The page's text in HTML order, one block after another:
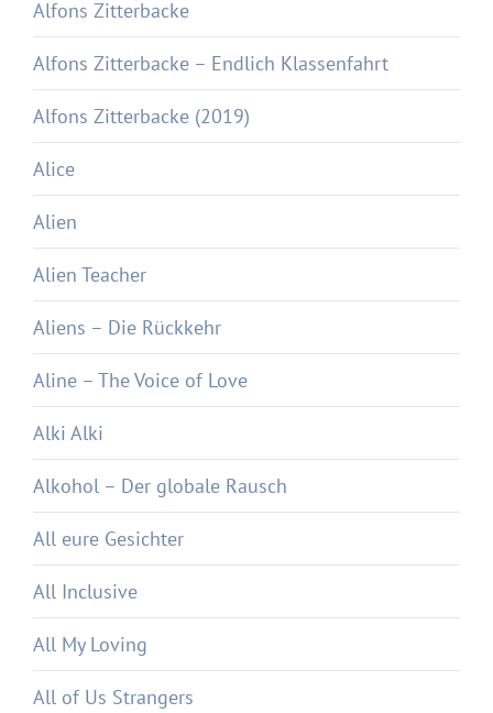
Alfons Zitterbacke
Alfons Zitterbacke – Endlich Klassenfahrt
Alfons Zitterbacke (2019)
Alice
Alien
Alien Teacher
Aliens – Die Rückkehr
Aline – The Voice of Love
Alki Alki
Alkohol – Der globale Rausch
All eure Gesichter
All Inclusive
All My Loving
All of Us Strangers